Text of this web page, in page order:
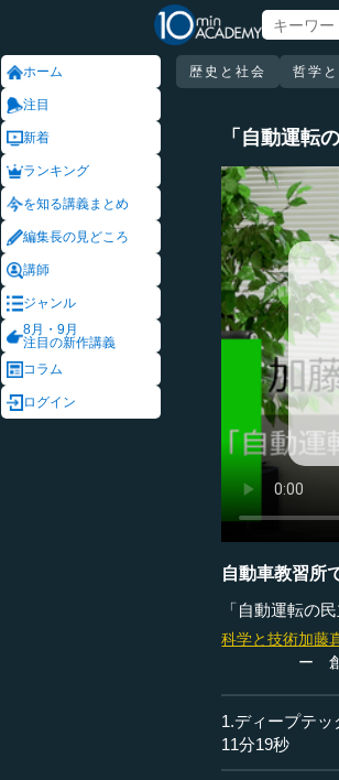
ホーム
注目
新着
ランキング
を知る講義まとめ
編集長の見どころ
講師
ジャンル
8月・9月
注目の新作講義
コラム
ログイン
歴史と社会 哲学
「自動運転
自動車教習所
「自動運転の
科学と技術加藤
ー 創
1.ディープテ
11分19秒